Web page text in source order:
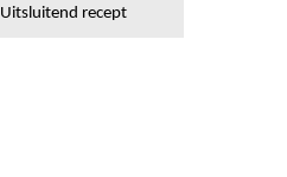
Uitsluitend recept